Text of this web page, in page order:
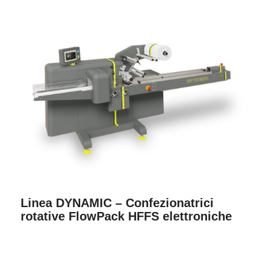
Linea DYNAMIC – Confezionatrici
rotative FlowPack HFFS elettroniche